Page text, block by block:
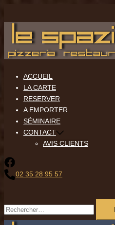
au
contenu
ACCUEIL
LA CARTE
RESERVER
A EMPORTER
SÉMINAIRE
CONTACT
AVIS CLIENTS
02 35 28 95 57
Rechercher :